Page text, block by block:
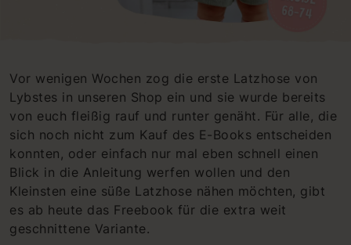
Vor wenigen Wochen zog die erste Latzhose von
Lybstes in unseren Shop ein und sie wurde bereits
von euch fleißig rauf und runter genäht. Für alle, die
sich noch nicht zum Kauf des E-Books entscheiden
konnten, oder einfach nur mal eben schnell einen
Blick in die Anleitung werfen wollen und den
Kleinsten eine süße Latzhose nähen möchten, gibt
es ab heute das Freebook für die extra weit
geschnittene Variante.